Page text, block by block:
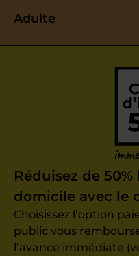
Adulte
Réduisez de
domicile avec le
Choisissez l’option
public vous
l’avance immédiate